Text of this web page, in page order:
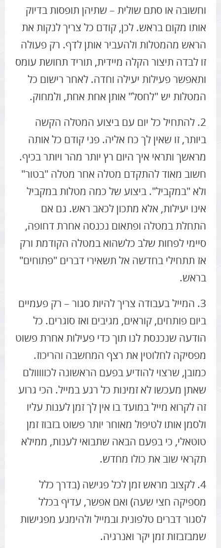
וחשובה או סתם שולית – שתיהן תופסות בדיוק
אותו מקום בראש. לכן, קודם כל צריך לנקות את
הראש מהמטלות ולהעביר אותן לדף. רק פעולה
זו לבדה תיצור הקלה מיידית, תוריד תחושת עומס
ותאפשר פעילות יעילה וחדה. לאחר רישום כל
המטלות יש "לחסל" אותן אחת אחת, ולמחוק.
2. להתחיל כל יום עם ביצוע המטלה הקשה
ביותר, זו שאין לך כח אליה. פני קודם כל אותה
מראשך ותראי איך היום רץ יותר מהר ויותר בכיף.
חשוב מאוד להתקדם מטלה אחר מטלה "בטור"
ולא "במקביל". ביצוע של כמה מטלות במקביל
אינו יעילות, אלא מתכון לכאב ראש. גם אם
התחלת במטלה ופתאום נכנסה אחרת דחופה,
סיימי לפחות שלב כלשהוא במטלה הקודמת ורק
אז תתחילי בחדשה אל תשאירי דברים "פתוחים"
בראש.
3. המייל בעבודה צריך להיות סגור – רק פעמיים
ביום פותחים, קוראים, מגיבים ואז סוגרים. כל
הודעה שנכנסת לנו תוך כדי פעילות אחרת פשוט
מפסיקה לחלוטין את רצף המחשבה והריכוז.
כמובן, שרצוי להודיע בפעם הראשונה לכווווולם
שאתן מעכשו לא זמינות כל רגע במייל. הכי גרוע
זה לקרוא מייל במועד בו אין לך זמן לענות עליו
ולסמן אותו לטיפול מאוחר יותר פשוט בזבוז זמן
טוטאלי, כי בפעם הבאה שתבואי לענות, ממילא
תקראי שוב את כולו מחדש.
4. לקצוב מראש זמן לכל פגישה (בדרך כלל
מספיקה חצי שעה) ואם אפשר, עדיף בכלל
לסגור דברים טלפונית ובמייל ולהימנע מפגישות
שמבזבזות זמן יקר ואנרגיה.